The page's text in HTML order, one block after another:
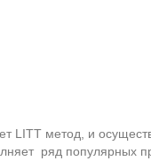
LITT метод, и
ряд популярных